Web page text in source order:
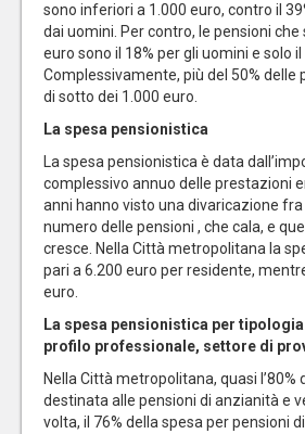
sono inferiori a 1.000 euro, contro il
dai uomini. Per contro, le pensioni che
euro sono il 18% per gli uomini e solo il
Complessivamente, più del 50% delle
di sotto dei 1.000 euro.
La spesa pensionistica
La spesa pensionistica è data
complessivo annuo delle prestazioni
anni hanno visto una divaricazione fra
numero delle pensioni , che cala, e
cresce. Nella Città metropolitana la
pari a 6.200 euro per residente,
euro.
La spesa pensionistica per
profilo professionale, settore di
Nella Città metropolitana, quasi l’80%
destinata alle pensioni di anzianità e
volta, il 76% della spesa per pensioni